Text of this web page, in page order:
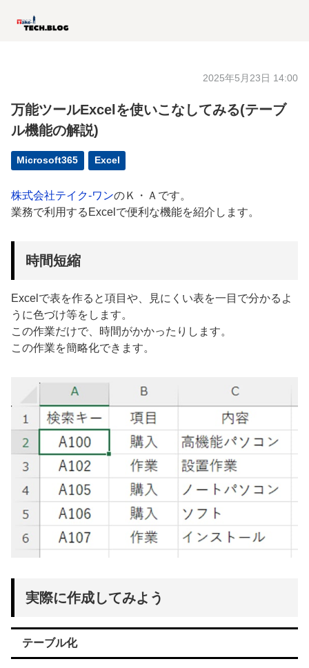
2025年5月23日 14:00
万能ツールExcelを使いこなしてみる(テーブ
ル機能の解説)
Microsoft365 Excel
株式会社テイク-ワンのＫ・Ａです。
業務で利用するExcelで便利な機能を紹介します。
時間短縮
Excelで表を作ると項目や、見にくい表を一目で分かるよ
うに色づけ等をします。
この作業だけで、時間がかかったりします。
この作業を簡略化できます。
実際に作成してみよう
テーブル化